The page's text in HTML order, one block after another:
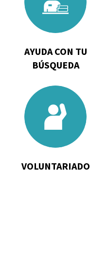
Ayuda
tu
búsqueda
AYUDA CON TU
BÚSQUEDA
to
Voluntariado
VOLUNTARIADO